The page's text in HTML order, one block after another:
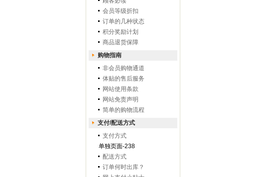
会员等级折扣
订单的几种状态
积分奖励计划
商品退货保障
购物指南
非会员购物通道
体贴的售后服务
网站使用条款
网站免责声明
简单的购物流程
支付/配送方式
支付方式
单独页面-238
配送方式
订单何时出库？